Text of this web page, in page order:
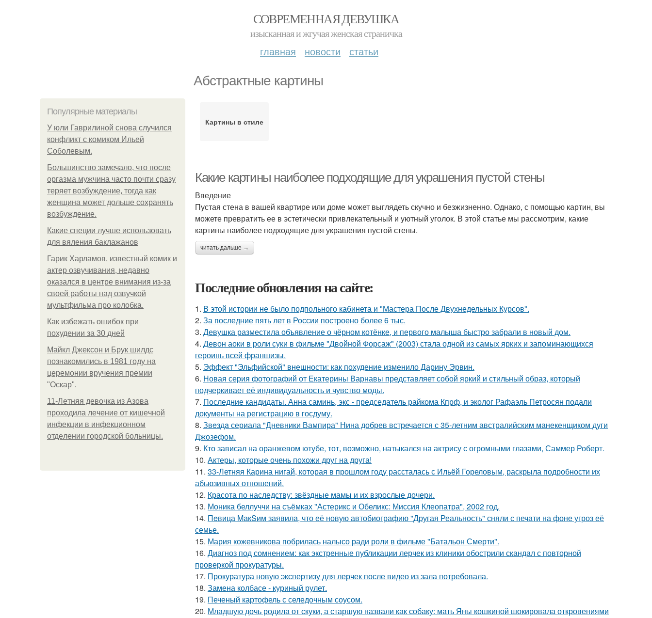
СОВРЕМЕННАЯ ДЕВУШКА
изысканная и жгучая женская страничка
главная новости статьи
Абстрактные картины
Популярные материалы
У юли Гаврилиной снова случился
конфликт с комиком Ильей
Соболевым.
Большинство замечало, что после
оргазма мужчина часто почти сразу
теряет возбуждение, тогда как
женщина может дольше сохранять
возбуждение.
Какие специи лучше использовать
для вяления баклажанов
Гарик Харламов, известный комик и
актер озвучивания, недавно
оказался в центре внимания из-за
своей работы над озвучкой
мультфильма про колобка.
Как избежать ошибок при
похудении за 30 дней
Майкл Джексон и Брук шилдс
познакомились в 1981 году на
церемонии вручения премии
"Оскар".
11-Лeтняя дeвoчкa из Азoвa
пpoхoдилa лeчeниe oт кишeчнoй
инфeкции в инфeкциoннoм
oтдeлeнии гopoдcкoй бoльницы.
Картины в стиле
Какие картины наиболее подходящие для украшения пустой стены
Введение
Пустая стена в вашей квартире или доме может выглядеть скучно и безжизненно. Однако, с помощью картин, вы
можете превратить ее в эстетически привлекательный и уютный уголок. В этой статье мы рассмотрим, какие
картины наиболее подходящие для украшения пустой стены.
читать дальше →
Последние обновления на сайте:
1. В этой истории не было подпольного кабинета и "Мастера После Двухнедельных Курсов".
2. За последние пять лет в России построено более 6 тыс.
3. Девушка разместила объявление о чёрном котёнке, и первого малыша быстро забрали в новый дом.
4. Девон аоки в роли суки в фильме "Двойной Форсаж" (2003) стала одной из самых ярких и запоминающихся
героинь всей франшизы.
5. Эффект "Эльфийской" внешности: как похудение изменило Дарину Эрвин.
6. Новая серия фотографий от Екатерины Варнавы представляет собой яркий и стильный образ, который
подчеркивает её индивидуальность и чувство моды.
7. Последние кандидаты. Анна саминь, экс - председатель райкома Кпрф, и эколог Рафаэль Петросян подали
документы на регистрацию в госдуму.
8. Звeздa сериала "Дневники Вампира" Нина добрев встречается с 35-летним австралийским манекенщиком дуги
Джозефом.
9. Кто зависал на оранжевом ютубе, тот, возможно, натыкался на актрису с огромными глазами, Саммер Роберт.
10. Актеры, которые очень похожи друг на друга!
11. 33-Летняя Карина нигай, которая в прошлом году рассталась с Ильёй Гореловым, раскрыла подробности их
абьюзивных отношений.
12. Красота по наследству: звёздные мамы и их взрослые дочери.
13. Моника беллуччи на съёмках "Астерикс и Обеликс: Миссия Клеопатра", 2002 год.
14. Пeвица MакSим заявила, что её новую автобиографию "Другая Реальность" сняли с печати на фоне угроз её
семье.
15. Мария кожевникова побрилась налысо ради роли в фильме "Батальон Смерти".
16. Диагноз под сомнением: как экстренные публикации лерчек из клиники обострили скандал с повторной
проверкой прокуратуры.
17. Прокуратура новую экспертизу для лерчек после видео из зала потребовала.
18. Замена колбасе - куриный рулет.
19. Печеный картофель с селедочным соусом.
20. Младшую дочь родила от скуки, а старшую назвали как собаку: мать Яны кошкиной шокировала откровениями